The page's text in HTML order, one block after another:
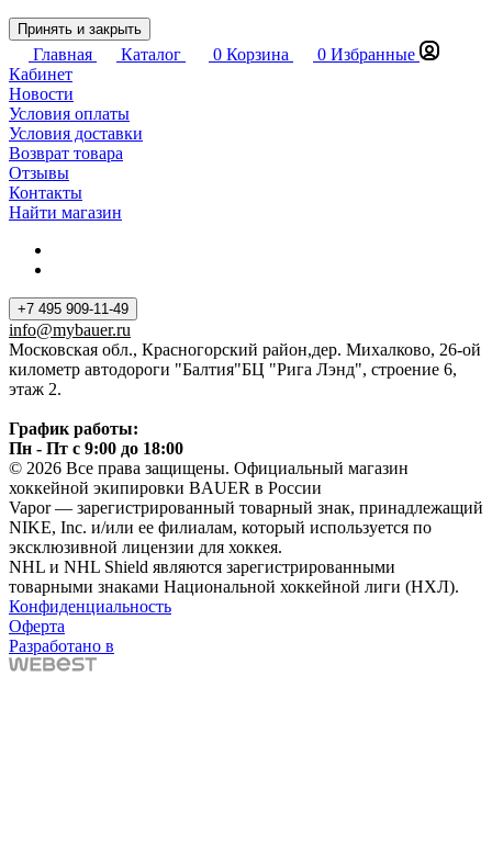
Принять и закрыть
Главная Каталог 0 Корзина 0 Избранные
Кабинет
Новости
Условия оплаты
Условия доставки
Возврат товара
Отзывы
Контакты
Найти магазин
+7 495 909-11-49
info@mybauer.ru
Московская обл., Красногорский район,дер. Михалково, 26-ой
километр автодороги "Балтия"БЦ "Рига Лэнд", строение 6,
этаж 2.
График работы:
Пн - Пт с 9:00 до 18:00
© 2026 Все права защищены. Официальный магазин
хоккейной экипировки BAUER в России
Vapor — зарегистрированный товарный знак, принадлежащий
NIKE, Inc. и/или ее филиалам, который используется по
эксклюзивной лицензии для хоккея.
NHL и NHL Shield являются зарегистрированными
товарными знаками Национальной хоккейной лиги (НХЛ).
Конфиденциальность
Оферта
Разработано в